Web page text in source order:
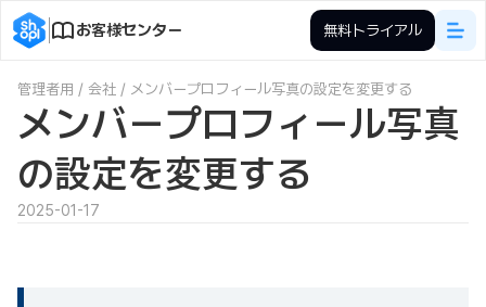
お客様センター 無料トライアル
管理者用 / 会社 / メンバープロフィール写真の設定を変更する
メンバープロフィール写真
の設定を変更する
2025-01-17